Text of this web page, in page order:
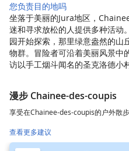
您负责目的地吗
坐落于美丽的Jura地区，
迷和寻求放松的人提供多种活动
园开始探索，那里绿意盎然的山
物群。冒险者可沿着美丽风景中
访以手工烟斗闻名的圣克洛德小
漫步 Chainee-des-coupis
享受在Chainee-des-coupis的户外散步
查看更多建议